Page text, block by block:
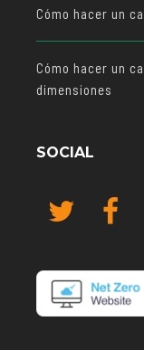
Cómo hacer un
Cómo hacer un
dimensiones
SOCIAL